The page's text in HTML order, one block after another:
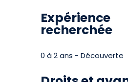
Expérience
recherchée
0 à 2 ans - Découverte